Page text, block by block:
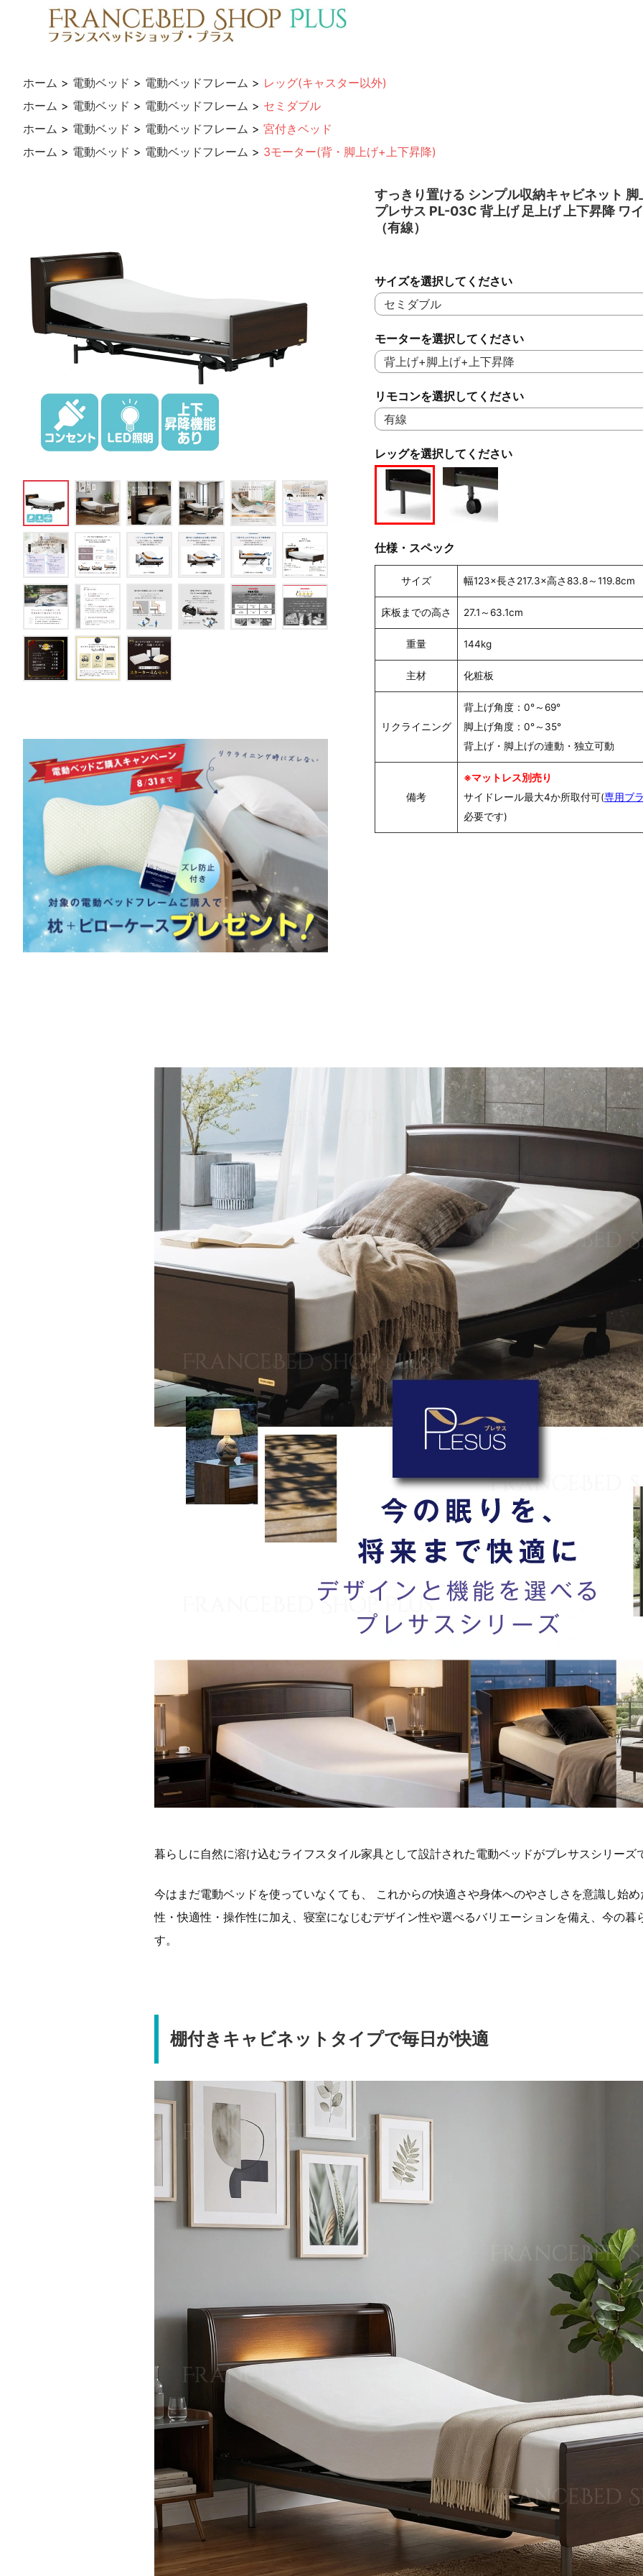
ホーム > 電動ベッド > 電動ベッドフレーム > レッグ(キャスター以外)
ホーム > 電動ベッド > 電動ベッドフレーム > セミダブル
ホーム > 電動ベッド > 電動ベッドフレーム > 宮付きベッド
ホーム > 電動ベッド > 電動ベッドフレーム > 3モーター(背・脚上げ+上下昇降)
すっきり置ける シンプル収納キャビネット 脚
プレサス PL-03C 背上げ 足上げ 上下昇降 ワ
（有線）
サイズを選択してください
モーターを選択してください
リモコンを選択してください
レッグを選択してください
仕様・スペック
サイズ 幅123×長さ217.3×高さ83.8～119.8cm
床板までの高さ 27.1～63.1cm
重量 144kg
主材 化粧板
リクライニング
背上げ角度：0°～69°
脚上げ角度：0°～35°
背上げ・脚上げの連動・独立可動
備考
※マットレス別売り
サイドレール最大4か所取付可(専用ブ
必要です)
暮らしに自然に溶け込むライフスタイル家具として設計された電動ベッドがプレサスシリーズ
今はまだ電動ベッドを使っていなくても、 これからの快適さや身体へのやさしさを意識し始
性・快適性・操作性に加え、寝室になじむデザイン性や選べるバリエーションを備え、今の暮
す。
棚付きキャビネットタイプで毎日が快適